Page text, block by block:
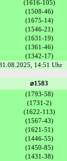
(1616-105)
(1508-46)
(1675-14)
(1546-21)
(1631-19)
(1361-46)
(1342-17)
14:51 Uhr
⌀1583
(1793-58)
(1731-2)
(1622-113)
(1567-43)
(1621-51)
(1446-55)
(1450-85)
(1431-38)